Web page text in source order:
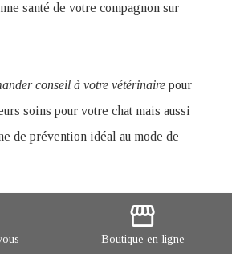
santé de votre compagnon sur
conseil à votre vétérinaire pour
soins pour votre chat mais aussi
de prévention idéal au mode de
sur
tout pour
chat
storefront
Boutique en ligne